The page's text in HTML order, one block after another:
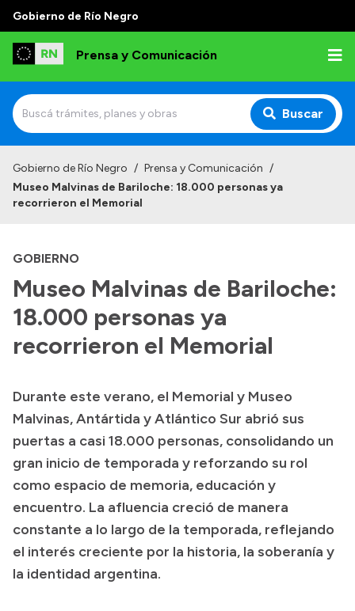
Gobierno de Río Negro
Prensa y Comunicación
Buscar
Institucional
Referentes de prensa
Archivo de noticias
Transparencia
Boletín Oficial
Compras y licitaciones
Consulta de expedientes
Consulta de pago a proveedores
Convocatorias
Intranet
Gobierno de Río Negro / Prensa y Comunicación /
Museo Malvinas de Bariloche: 18.000 personas ya
recorrieron el Memorial
GOBIERNO
Museo Malvinas de Bariloche:
18.000 personas ya
recorrieron el Memorial
Durante este verano, el Memorial y Museo
Malvinas, Antártida y Atlántico Sur abrió sus
puertas a casi 18.000 personas, consolidando un
gran inicio de temporada y reforzando su rol
como espacio de memoria, educación y
encuentro. La afluencia creció de manera
constante a lo largo de la temporada, reflejando
el interés creciente por la historia, la soberanía y
la identidad argentina.